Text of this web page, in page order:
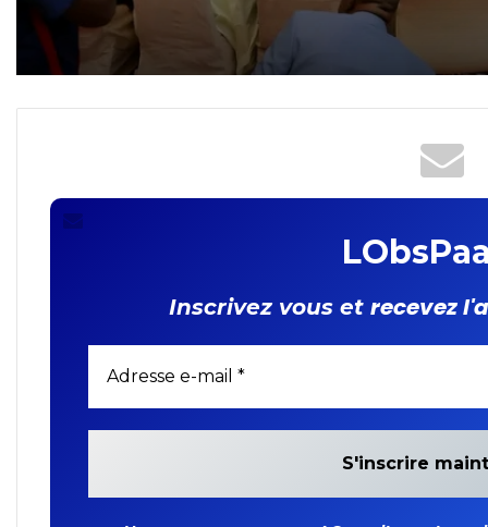
partenariat stratégique
entre les deux parties
Inscrivez vous et recevez